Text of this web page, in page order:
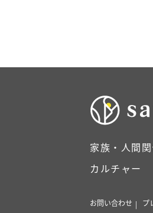
家族・人間
カルチャー
お問い合わせ プ